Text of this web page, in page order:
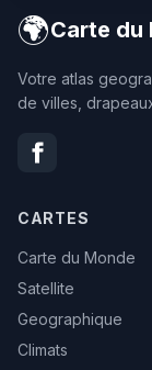
🌍Carte du
Votre atlas
de villes,
CARTES
Carte du Monde
Satellite
Geographique
Climats